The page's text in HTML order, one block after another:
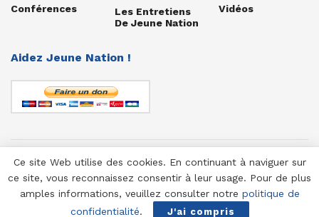
Conférences
Les Entretiens
De Jeune Nation
Vidéos
Aidez Jeune Nation !
© 1958-2025 Jeune Nation
Ce site Web utilise des cookies. En continuant à naviguer sur
ce site, vous reconnaissez consentir à leur usage. Pour de plus
amples informations, veuillez consulter notre politique de
confidentialité. J'ai compris